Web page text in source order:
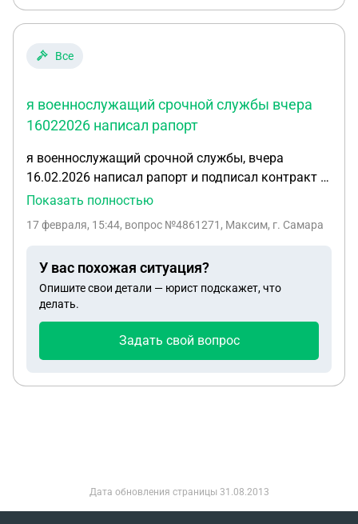
предпринять чтобы их привлечь как и к
ответственности?
Все
я военнослужащий срочной службы вчера
16022026 написал рапорт
я военнослужащий срочной службы, вчера
16.02.2026 написал рапорт и подписал контракт о
прохождении контрактной службы в воинской
остаться на срочной службе до того как будет
военнослужащих контрактной службы? я
военнослужащий срочной службы, вчера
16.02.2026 написал рапорт и подписал контракт о
части, могу ли я сделать отказ от контракта и
издан приказ о моем зачислении в списки
Показать полностью
17 февраля, 15:44, вопрос №4861271, Максим, г. Самара
У вас похожая ситуация?
Опишите свои детали — юрист подскажет, что
делать.
Задать свой вопрос
Дата обновления страницы 31.08.2013